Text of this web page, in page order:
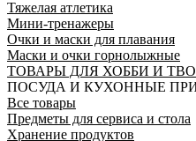
Тяжелая атлетика
Мини-тренажеры
Очки и маски для плавания
Маски и очки горнолыжные
ТОВАРЫ ДЛЯ ХОББИ И
ПОСУДА И КУХОННЫЕ
Все товары
Предметы для сервиса и стола
Хранение продуктов